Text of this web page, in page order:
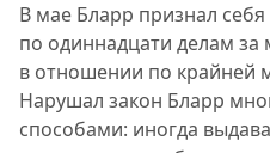
В мае Бларр признал
по одиннадцати делам
в отношении по крайней
Нарушал закон Бларр
способами: иногда